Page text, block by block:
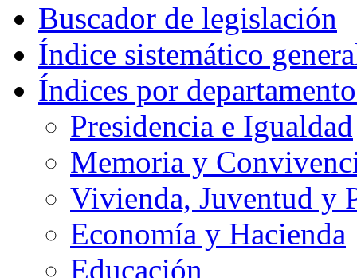
Buscador de legislación
Índice sistemático
Índices por
Presidencia e Igualdad
Memoria y
Vivienda, Juventud y
Economía y Hacienda
Educación